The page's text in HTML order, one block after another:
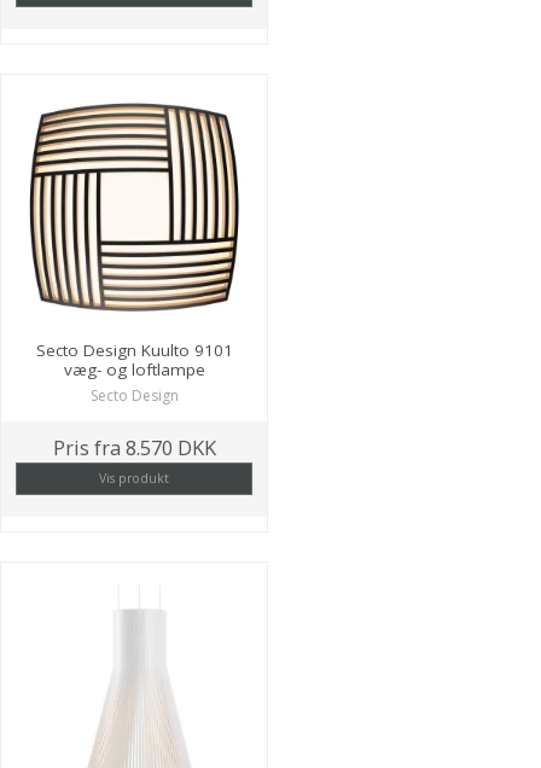
Secto Design Kuulto 9101
væg- og loftlampe
Secto Design
Pris fra 8.570 DKK
Vis produkt